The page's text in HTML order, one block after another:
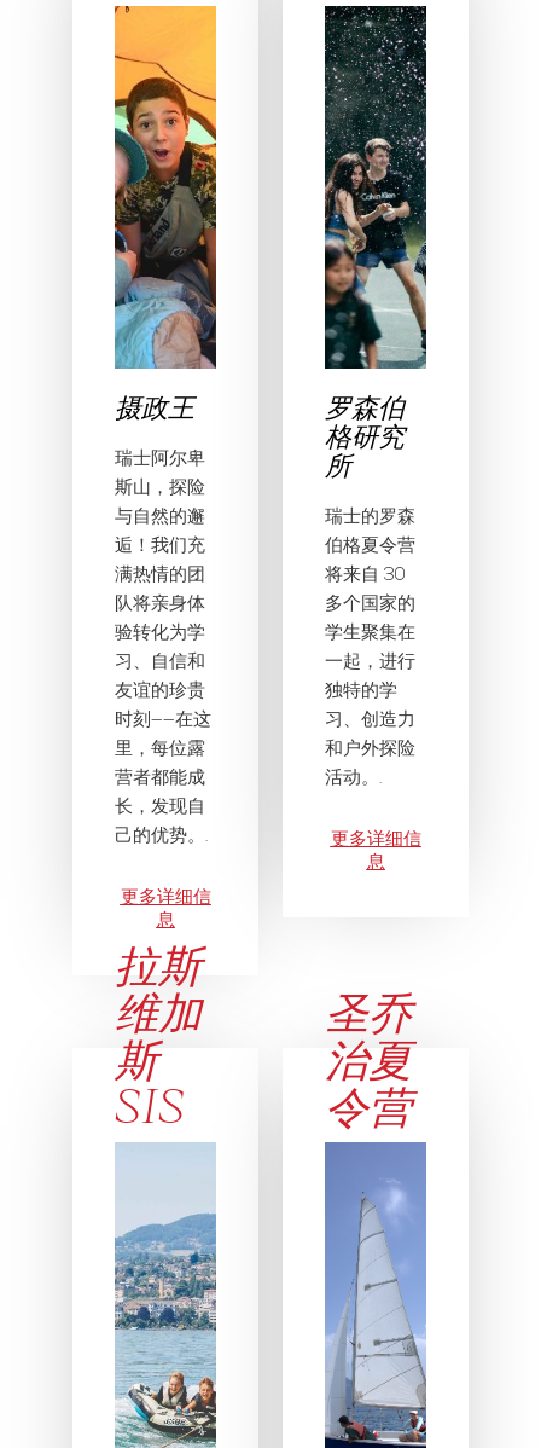
摄政王
瑞士阿尔卑
斯山，探险
与自然的邂
逅！我们充
满热情的团
队将亲身体
验转化为学
习、自信和
友谊的珍贵
时刻——在这
里，每位露
营者都能成
长，发现自
己的优势。.
更多详细信
息
罗森伯
格研究
所
瑞士的罗森
伯格夏令营
将来自 30
多个国家的
学生聚集在
一起，进行
独特的学
习、创造力
和户外探险
活动。.
更多详细信
息
拉斯
维加
斯
SIS
圣乔
治夏
令营